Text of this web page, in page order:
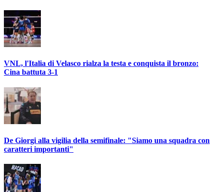
VNL, l'Italia di Velasco rialza la testa e conquista il bronzo:
Cina battuta 3-1
De Giorgi alla vigilia della semifinale: "Siamo una squadra con
caratteri importanti"